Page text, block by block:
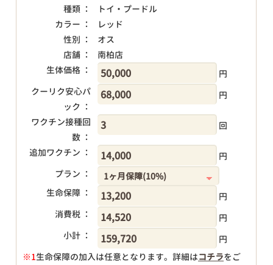
種類 ：
トイ・プードル
カラー ：
レッド
性別 ：
オス
店舗 ：
南柏店
生体価格 ：
円
クーリク安心パ
ック ：
円
ワクチン接種回
数 ：
回
追加ワクチン ：
円
プラン ：
生命保障 ：
円
消費税 ：
円
小計 ：
円
※1生命保障の加入は任意となります。詳細はコチラをご